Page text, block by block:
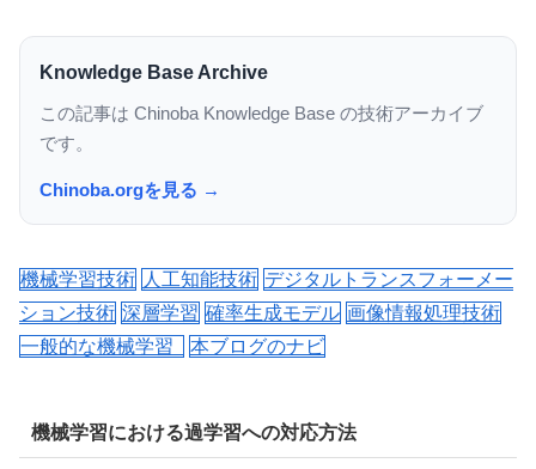
Knowledge Base Archive
この記事は Chinoba Knowledge Base の技術アーカイブ
です。
Chinoba.orgを見る →
機械学習技術 人工知能技術 デジタルトランスフォーメー
ション技術 深層学習 確率生成モデル 画像情報処理技術
一般的な機械学習
本ブログのナビ
機械学習における過学習への対応方法